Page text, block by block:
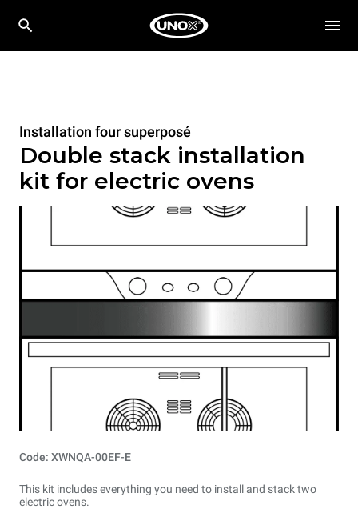
Installation four superposé
Double stack installation
kit for electric ovens
Code: XWNQA-00EF-E
This kit includes everything you need to install and stack two
electric ovens.